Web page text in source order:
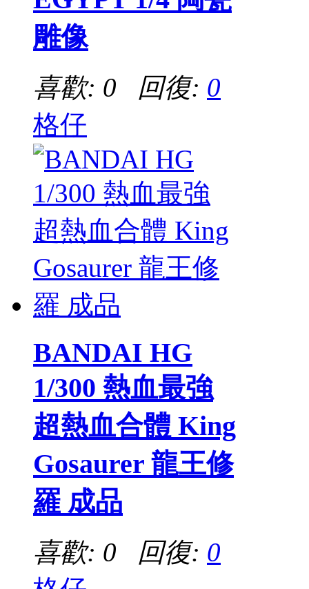
雕像
喜歡: 0 回復: 0
格仔
BANDAI HG
1/300 熱血最強
超熱血合體 King
Gosaurer 龍王修
羅 成品
喜歡: 0 回復: 0